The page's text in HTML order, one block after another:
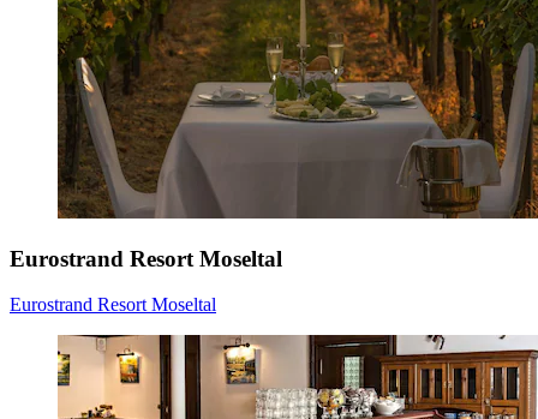
Eurostrand Resort Moseltal
Eurostrand Resort Moseltal